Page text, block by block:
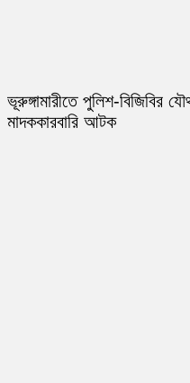
ভূরুঙ্গামারীতে পুলিশ-বিজিবির
মাদককারবারি আটক